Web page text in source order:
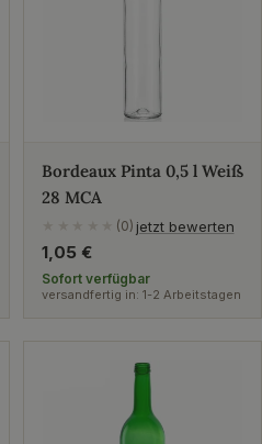
Bordeaux Pinta 0,5 l Weiß
28 MCA
(0) jetzt bewerten
Regulärer
Preis
1,05 €
Sofort verfügbar
versandfertig in: 1-2 Arbeitstagen